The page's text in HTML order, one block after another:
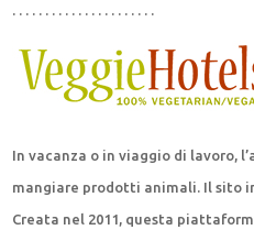
. . . . . . . . . . . . . . . . . . . . . .
In vacanza o in viaggio di lavoro,
mangiare prodotti animali. Il sito
Creata nel 2011, questa